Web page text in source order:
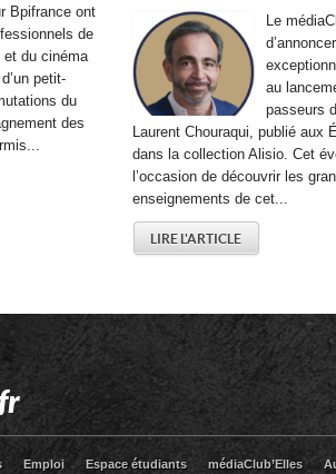
Bpifrance ont
de
et du cinéma
petit-
du
des
Le
au
passeurs
Laurent Chouraqui, publié aux
dans la collection Alisio. Cet
l’occasion de découvrir les
enseignements de cet...
LIRE L'ARTICLE
Emploi Espace étudiants médiaClub’Elles